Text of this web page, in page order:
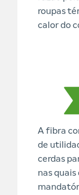
roupas
calor do
A fibra
de
cerdas
nas